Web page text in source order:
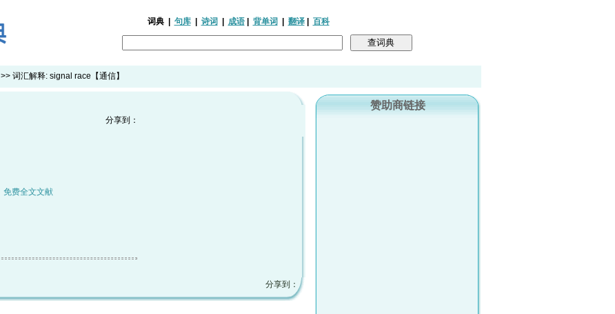
词典| 句库| 诗词 成语| 背单词 翻译| 百科
>> 词汇解释: signal race【通信】
分享到：
免费全文文献
分享到：
赞助商链接